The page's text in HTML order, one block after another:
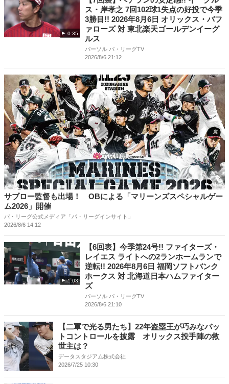
0:35
ス・岸孝之 7回102球1失点の好投で今季
3勝目!! 2026年8月6日 オリックス・バフ
ァローズ 対 東北楽天ゴールデンイーグ
ルス
パーソル パ・リーグTV
2026/8/6 21:12
サブロー監督も出場！ OBによる「マリーンズスペシャルゲー
ム2026」開催
パ・リーグ公式メディア「パ・リーグインサイト」
2026/8/6 14:12
1:03
【6回表】今季第24号!! ファイターズ・
レイエス ライトへの2ランホームランで
逆転!! 2026年8月6日 福岡ソフトバンク
ホークス 対 北海道日本ハムファイター
ズ
パーソル パ・リーグTV
2026/8/6 21:10
【二軍で光る男たち】22年盗塁王が巧みなバッ
トコントロールを披露 オリックス投手陣の救
世主は？
データスタジアム株式会社
2026/7/25 10:30